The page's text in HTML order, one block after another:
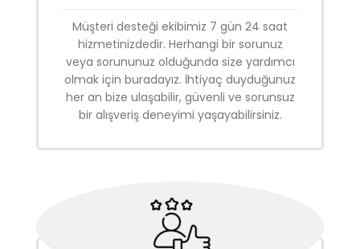
Müşteri desteği ekibimiz 7 gün 24 saat
hizmetinizdedir. Herhangi bir sorunuz
veya sorununuz olduğunda size yardımcı
olmak için buradayız. İhtiyaç duyduğunuz
her an bize ulaşabilir, güvenli ve sorunsuz
bir alışveriş deneyimi yaşayabilirsiniz.